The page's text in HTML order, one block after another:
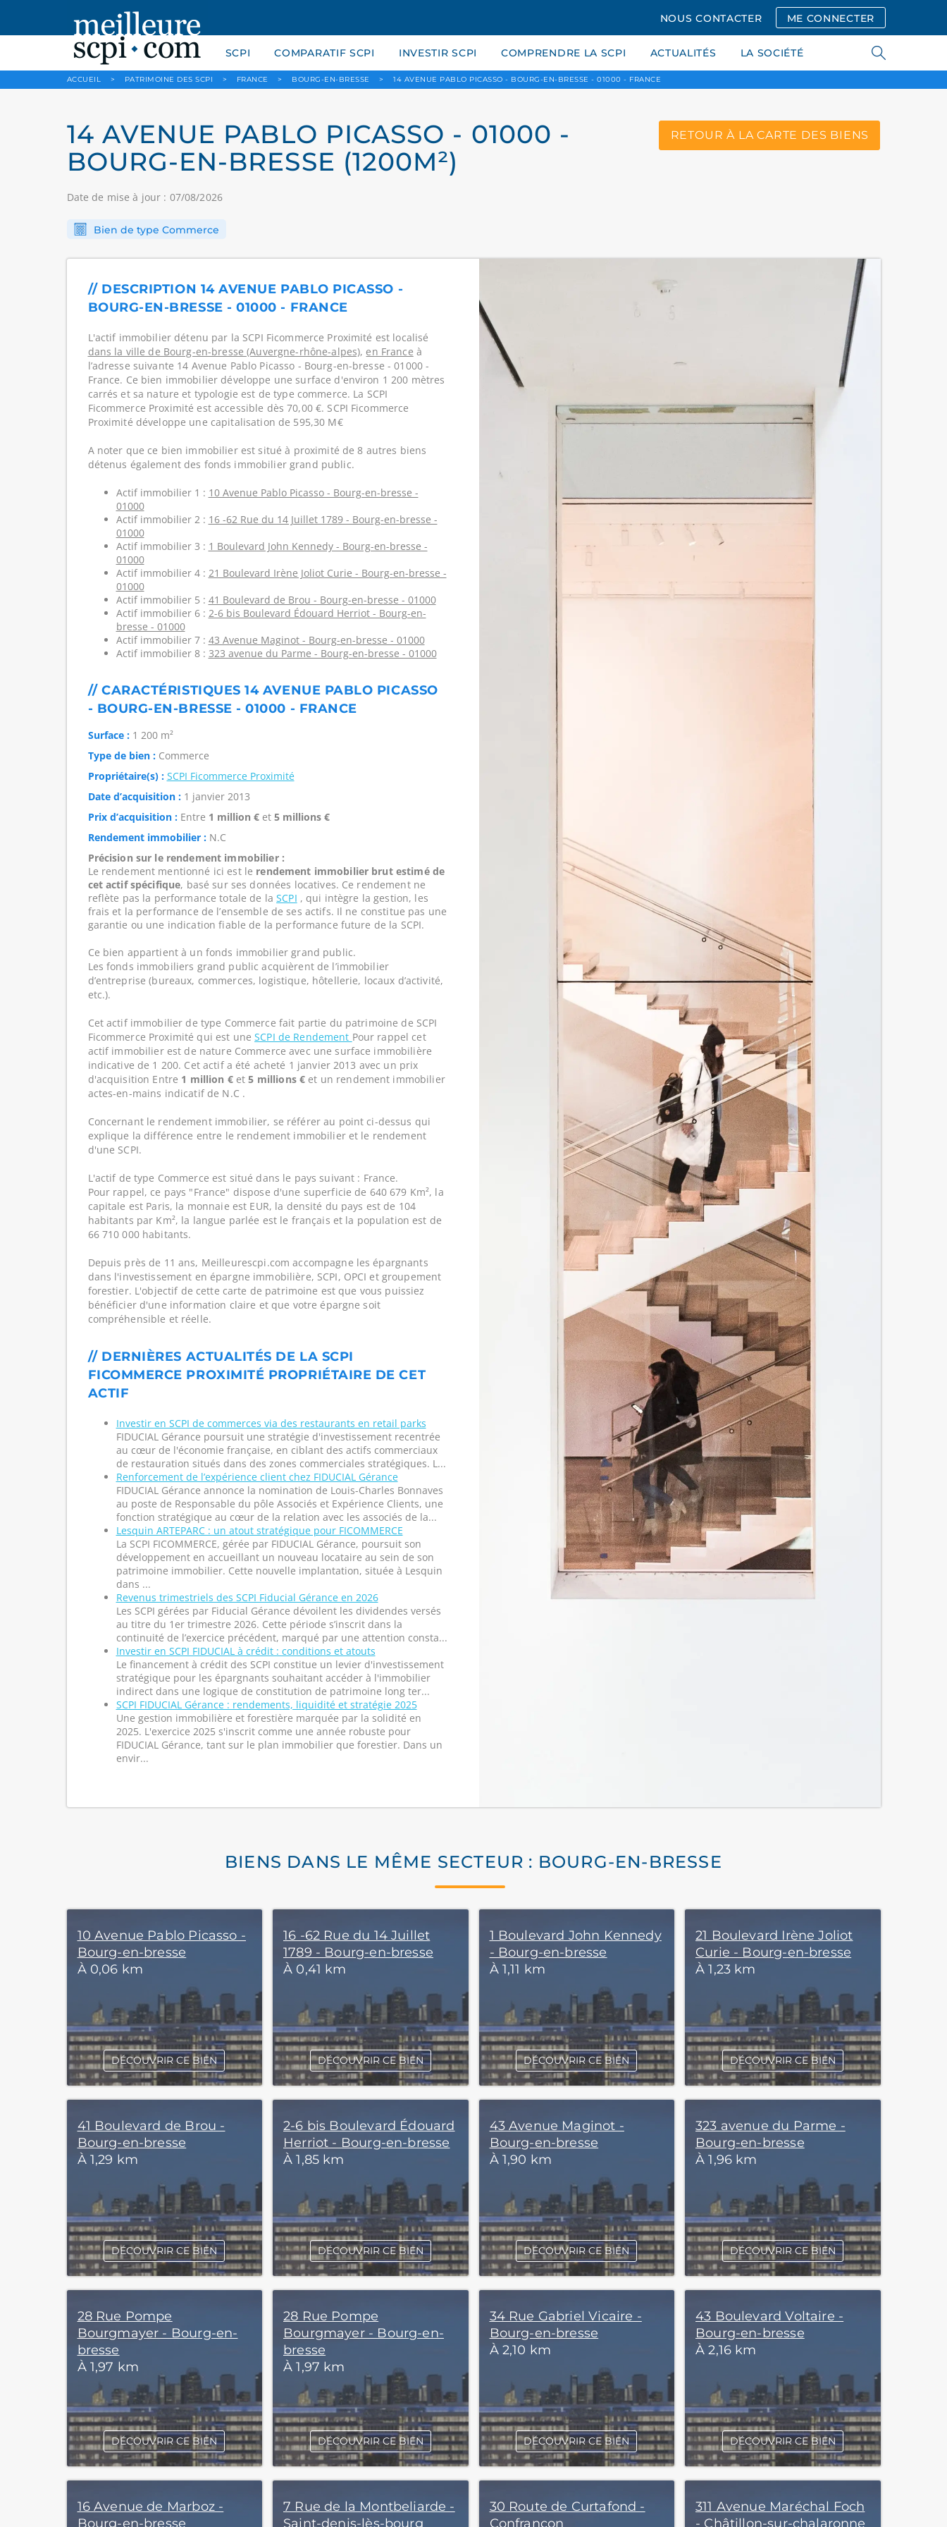
NOUS CONTACTER ME CONNECTER
SCPI COMPARATIF SCPI INVESTIR SCPI COMPRENDRE LA SCPI ACTUALITÉS LA SOCIÉTÉ
ACCUEIL > PATRIMOINE DES SCPI > FRANCE > BOURG-EN-BRESSE > 14 AVENUE PABLO PICASSO - BOURG-EN-BRESSE - 01000 - FRANCE
14 AVENUE PABLO PICASSO - 01000 -
BOURG-EN-BRESSE (1200M²)
Date de mise à jour : 07/08/2026
RETOUR À LA CARTE DES BIENS
Bien de type Commerce
// DESCRIPTION 14 AVENUE PABLO PICASSO -
BOURG-EN-BRESSE - 01000 - FRANCE
L'actif immobilier détenu par la SCPI Ficommerce Proximité est localisé
dans la ville de Bourg-en-bresse (Auvergne-rhône-alpes), en France à
l’adresse suivante 14 Avenue Pablo Picasso - Bourg-en-bresse - 01000 -
France. Ce bien immobilier développe une surface d'environ 1 200 mètres
carrés et sa nature et typologie est de type commerce. La SCPI
Ficommerce Proximité est accessible dès 70,00 €. SCPI Ficommerce
Proximité développe une capitalisation de 595,30 M€
A noter que ce bien immobilier est situé à proximité de 8 autres biens
détenus également des fonds immobilier grand public.
Actif immobilier 1 : 10 Avenue Pablo Picasso - Bourg-en-bresse -
01000
Actif immobilier 2 : 16 -62 Rue du 14 Juillet 1789 - Bourg-en-bresse -
01000
Actif immobilier 3 : 1 Boulevard John Kennedy - Bourg-en-bresse -
01000
Actif immobilier 4 : 21 Boulevard Irène Joliot Curie - Bourg-en-bresse -
01000
Actif immobilier 5 : 41 Boulevard de Brou - Bourg-en-bresse - 01000
Actif immobilier 6 : 2-6 bis Boulevard Édouard Herriot - Bourg-en-
bresse - 01000
Actif immobilier 7 : 43 Avenue Maginot - Bourg-en-bresse - 01000
Actif immobilier 8 : 323 avenue du Parme - Bourg-en-bresse - 01000
// CARACTÉRISTIQUES 14 AVENUE PABLO PICASSO
- BOURG-EN-BRESSE - 01000 - FRANCE
Surface :1 200 m²
Type de bien :Commerce
Propriétaire(s) : SCPI Ficommerce Proximité
Date d’acquisition :1 janvier 2013
Prix d’acquisition :Entre 1 million €et 5 millions €
Rendement immobilier :N.C
Précision sur le rendement immobilier :
Le rendement mentionné ici est le rendement immobilier brut estimé de
cet actif spécifique, basé sur ses données locatives. Ce rendement ne
reflète pas la performance totale de laSCPI , qui intègre la gestion, les
frais et la performance de l’ensemble de ses actifs. Il ne constitue pas une
garantie ou une indication fiable de la performance future de la SCPI.
Ce bien appartient à un fonds immobilier grand public.
Les fonds immobiliers grand public acquièrent de l’immobilier
d’entreprise (bureaux, commerces, logistique, hôtellerie, locaux d’activité,
etc.).
Cet actif immobilier de type Commerce fait partie du patrimoine de SCPI
Ficommerce Proximité qui est uneSCPI de Rendement Pour rappel cet
actif immobilier est de nature Commerce avec une surface immobilière
indicative de 1 200. Cet actif a été acheté 1 janvier 2013 avec un prix
d'acquisition Entre 1 million €et5 millions € et un rendement immobilier
actes-en-mains indicatif de N.C .
Concernant le rendement immobilier, se référer au point ci-dessus qui
explique la différence entre le rendement immobilier et le rendement
d'une SCPI.
L'actif de type Commerce est situé dans le pays suivant : France.
Pour rappel, ce pays "France" dispose d'une superficie de 640 679 Km², la
capitale est Paris, la monnaie est EUR, la densité du pays est de 104
habitants par Km², la langue parlée est le français et la population est de
66 710 000 habitants.
Depuis près de 11 ans, Meilleurescpi.com accompagne les épargnants
dans l'investissement en épargne immobilière, SCPI, OPCI et groupement
forestier. L'objectif de cette carte de patrimoine est que vous puissiez
bénéficier d'une information claire et que votre épargne soit
compréhensible et réelle.
// DERNIÈRES ACTUALITÉS DE LA SCPI
FICOMMERCE PROXIMITÉ PROPRIÉTAIRE DE CET
ACTIF
Investir en SCPI de commerces via des restaurants en retail parks
FIDUCIAL Gérance poursuit une stratégie d'investissement recentrée
au cœur de l'économie française, en ciblant des actifs commerciaux
de restauration situés dans des zones commerciales stratégiques. L...
Renforcement de l’expérience client chez FIDUCIAL Gérance
FIDUCIAL Gérance annonce la nomination de Louis-Charles Bonnaves
au poste de Responsable du pôle Associés et Expérience Clients, une
fonction stratégique au cœur de la relation avec les associés de la...
Lesquin ARTEPARC : un atout stratégique pour FICOMMERCE
La SCPI FICOMMERCE, gérée par FIDUCIAL Gérance, poursuit son
développement en accueillant un nouveau locataire au sein de son
patrimoine immobilier. Cette nouvelle implantation, située à Lesquin
dans ...
Revenus trimestriels des SCPI Fiducial Gérance en 2026
Les SCPI gérées par Fiducial Gérance dévoilent les dividendes versés
au titre du 1er trimestre 2026. Cette période s’inscrit dans la
continuité de l’exercice précédent, marqué par une attention consta...
Investir en SCPI FIDUCIAL à crédit : conditions et atouts
Le financement à crédit des SCPI constitue un levier d'investissement
stratégique pour les épargnants souhaitant accéder à l'immobilier
indirect dans une logique de constitution de patrimoine long ter...
SCPI FIDUCIAL Gérance : rendements, liquidité et stratégie 2025
Une gestion immobilière et forestière marquée par la solidité en
2025. L'exercice 2025 s'inscrit comme une année robuste pour
FIDUCIAL Gérance, tant sur le plan immobilier que forestier. Dans un
envir...
BIENS DANS LE MÊME SECTEUR : BOURG-EN-BRESSE
10 Avenue Pablo Picasso -
Bourg-en-bresse
À 0,06 km
DÉCOUVRIR CE BIEN
16 -62 Rue du 14 Juillet
1789 - Bourg-en-bresse
À 0,41 km
DÉCOUVRIR CE BIEN
1 Boulevard John Kennedy
- Bourg-en-bresse
À 1,11 km
DÉCOUVRIR CE BIEN
21 Boulevard Irène Joliot
Curie - Bourg-en-bresse
À 1,23 km
DÉCOUVRIR CE BIEN
41 Boulevard de Brou -
Bourg-en-bresse
À 1,29 km
DÉCOUVRIR CE BIEN
2-6 bis Boulevard Édouard
Herriot - Bourg-en-bresse
À 1,85 km
DÉCOUVRIR CE BIEN
43 Avenue Maginot -
Bourg-en-bresse
À 1,90 km
DÉCOUVRIR CE BIEN
323 avenue du Parme -
Bourg-en-bresse
À 1,96 km
DÉCOUVRIR CE BIEN
28 Rue Pompe
Bourgmayer - Bourg-en-
bresse
À 1,97 km
DÉCOUVRIR CE BIEN
28 Rue Pompe
Bourgmayer - Bourg-en-
bresse
À 1,97 km
DÉCOUVRIR CE BIEN
34 Rue Gabriel Vicaire -
Bourg-en-bresse
À 2,10 km
DÉCOUVRIR CE BIEN
43 Boulevard Voltaire -
Bourg-en-bresse
À 2,16 km
DÉCOUVRIR CE BIEN
16 Avenue de Marboz -
Bourg-en-bresse
7 Rue de la Montbeliarde -
Saint-denis-lès-bourg
30 Route de Curtafond -
Confrançon
311 Avenue Maréchal Foch
- Châtillon-sur-chalaronne